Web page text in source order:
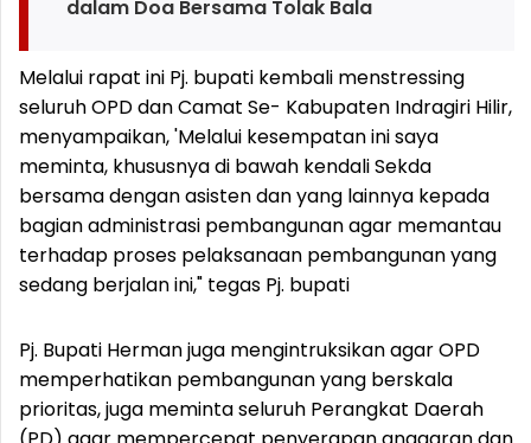
dalam Doa Bersama Tolak Bala
Melalui rapat ini Pj. bupati kembali menstressing
seluruh OPD dan Camat Se- Kabupaten Indragiri Hilir,
menyampaikan, 'Melalui kesempatan ini saya
meminta, khususnya di bawah kendali Sekda
bersama dengan asisten dan yang lainnya kepada
bagian administrasi pembangunan agar memantau
terhadap proses pelaksanaan pembangunan yang
sedang berjalan ini," tegas Pj. bupati
Pj. Bupati Herman juga mengintruksikan agar OPD
memperhatikan pembangunan yang berskala
prioritas, juga meminta seluruh Perangkat Daerah